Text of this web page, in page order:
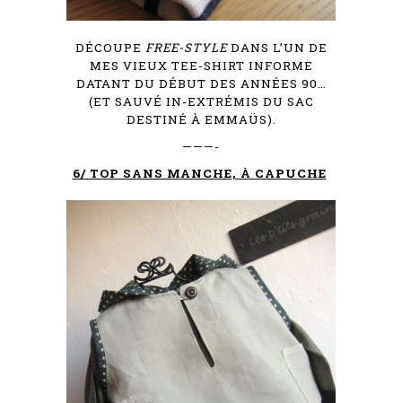
DÉCOUPE FREE-STYLEDANS L’UN DE
MES VIEUX TEE-SHIRT INFORME
DATANT DU DÉBUT DES ANNÉES 90…
(ET SAUVÉ IN-EXTRÉMIS DU SAC
DESTINÉ À EMMAÜS).
———-
6/ TOP SANS MANCHE, À CAPUCHE